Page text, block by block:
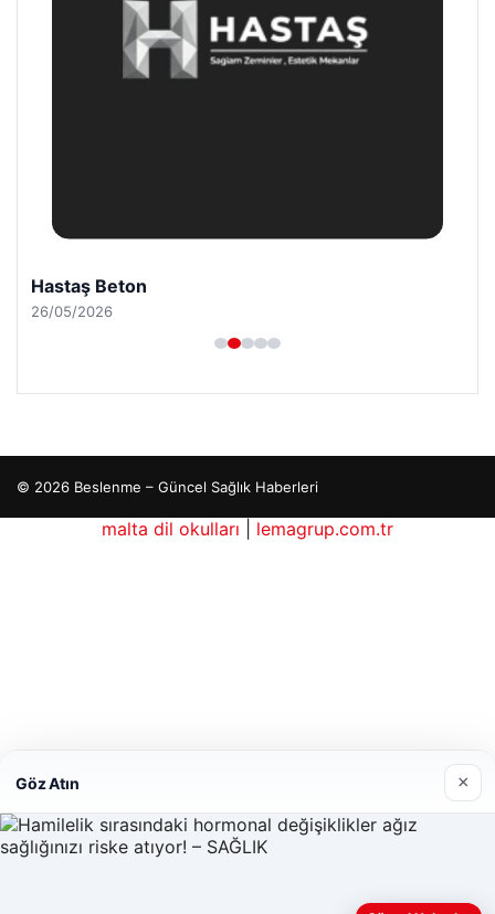
Bulkoon Toptan Ayakkabı
03/05/2026
© 2026 Beslenme – Güncel Sağlık Haberleri
Göz Atın ×
malta dil okulları
lemagrup.com.tr